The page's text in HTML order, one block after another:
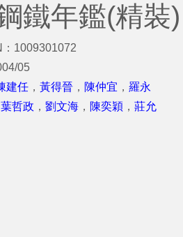
鐵年鑑(精裝)
1009301072
05
建任 ， 黃得晉 ， 陳仲宜 ， 羅永
葉哲政 ， 劉文海 ， 陳奕穎 ， 莊允